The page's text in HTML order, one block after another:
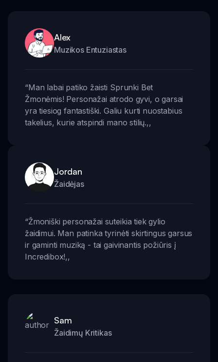
Alex
Muzikos Entuziastas
“Man labai patiko žaisti Sprunki Bet
Žmonėmis! Personažai atrodo gyvi, o garsai
yra tiesiog fantastiški. Galiu kurti nuostabius
takelius, kurie atspindi mano stilių.,,
Jordan
Žaidėjas
“Žmoniški personažai suteikia tiek gylio
žaidimui. Man patinka tyrinėti skirtingus garsus
ir gaminti muziką - tai gaivinantis požiūris į
Incredibox!,,
Sam
Žaidimų Kritikas